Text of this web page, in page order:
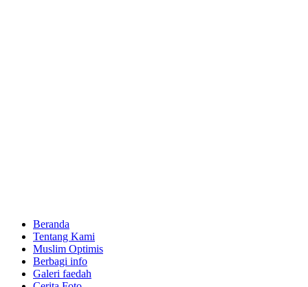
Beranda
Tentang Kami
Muslim Optimis
Berbagi info
Galeri faedah